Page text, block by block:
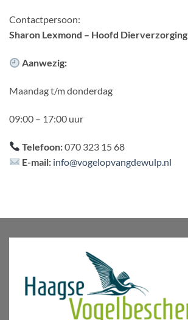
Contactpersoon:
Sharon Lexmond – Hoofd Dierverzorging
Aanwezig:
Maandag t/m donderdag
09:00 – 17:00 uur
Telefoon:070 323 15 68
E-mail: info@vogelopvangdewulp.nl